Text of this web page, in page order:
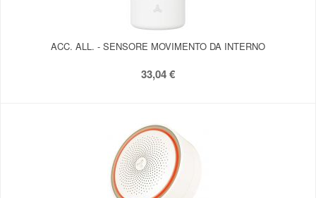
ACC. ALL. - SENSORE MOVIMENTO DA INTERNO
33,04 €